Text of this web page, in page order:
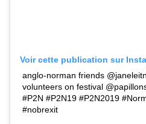
Voir cette publication sur
anglo-norman friends
volunteers on festival
#P2N #P2N19 #P2N2019
#nobrexit